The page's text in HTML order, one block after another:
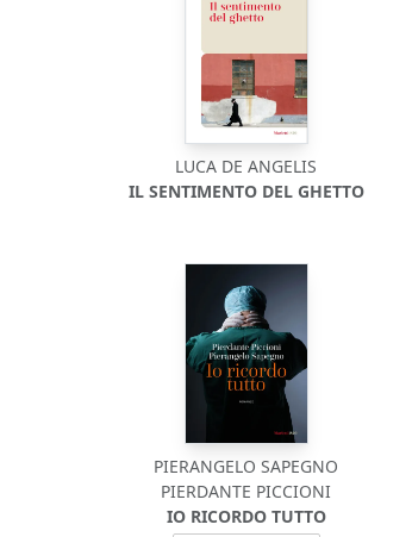
LUCA DE ANGELIS
IL SENTIMENTO DEL GHETTO
PIERANGELO SAPEGNO
PIERDANTE PICCIONI
IO RICORDO TUTTO